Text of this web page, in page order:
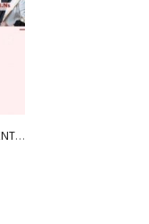
KELAS PRIVAT TENTANG MAKAN (by Klinik MPASI )